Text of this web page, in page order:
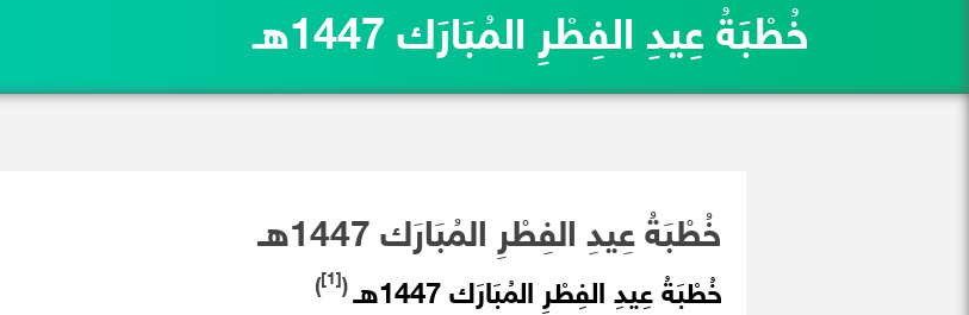
خُطْبَةُ عِيدِ الفِطْرِ المُبَارَك 1447هـ
خُطْبَةُ عِيدِ الفِطْرِ المُبَارَك 1447هـ
خُطْبَةُ عِيدِ الفِطْرِ المُبَارَك 1447هـ (
[1]
)